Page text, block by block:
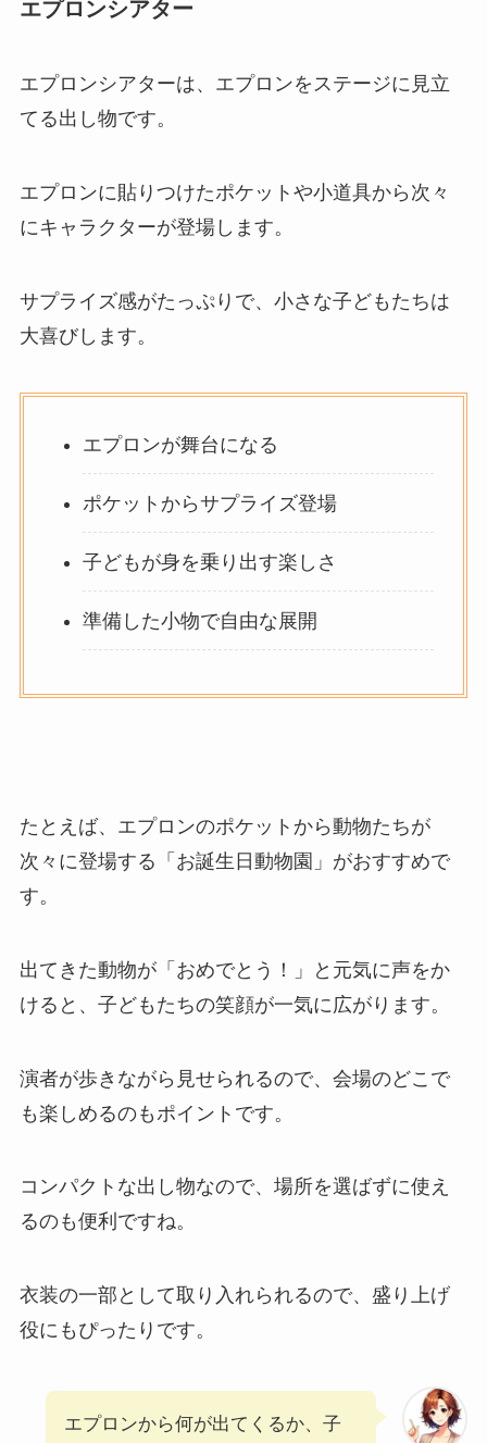
エプロンシアター
エプロンシアターは、エプロンをステージに見立
てる出し物です。
エプロンに貼りつけたポケットや小道具から次々
にキャラクターが登場します。
サプライズ感がたっぷりで、小さな子どもたちは
大喜びします。
エプロンが舞台になる
ポケットからサプライズ登場
子どもが身を乗り出す楽しさ
準備した小物で自由な展開
たとえば、エプロンのポケットから動物たちが
次々に登場する「お誕生日動物園」がおすすめで
す。
出てきた動物が「おめでとう！」と元気に声をか
けると、子どもたちの笑顔が一気に広がります。
演者が歩きながら見せられるので、会場のどこで
も楽しめるのもポイントです。
コンパクトな出し物なので、場所を選ばずに使え
るのも便利ですね。
衣装の一部として取り入れられるので、盛り上げ
役にもぴったりです。
エプロンから何が出てくるか、子